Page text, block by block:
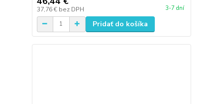
37,76 € bez DPH 3-7 dní
Pridať do košíka